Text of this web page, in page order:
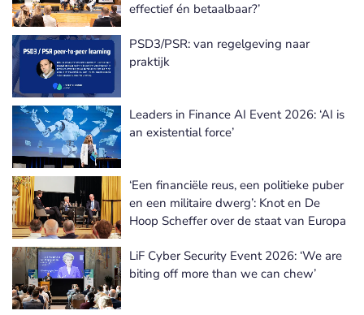
effectief én betaalbaar?’
PSD3/PSR: van regelgeving naar
praktijk
Leaders in Finance AI Event 2026: ‘AI is
an existential force’
‘Een financiële reus, een politieke puber
en een militaire dwerg’: Knot en De
Hoop Scheffer over de staat van Europa
LiF Cyber Security Event 2026: ‘We are
biting off more than we can chew’